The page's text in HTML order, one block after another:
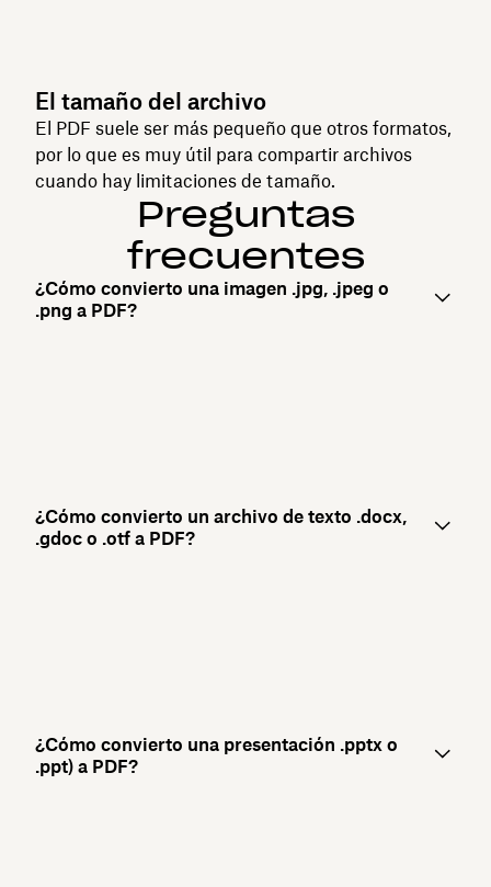
El tamaño del archivo
El PDF suele ser más pequeño que otros formatos,
por lo que es muy útil para compartir archivos
cuando hay limitaciones de tamaño.
Preguntas
frecuentes
¿Cómo convierto una imagen .jpg, .jpeg o
.png a PDF?
¿Cómo convierto un archivo de texto .docx,
.gdoc o .otf a PDF?
¿Cómo convierto una presentación .pptx o
.ppt) a PDF?